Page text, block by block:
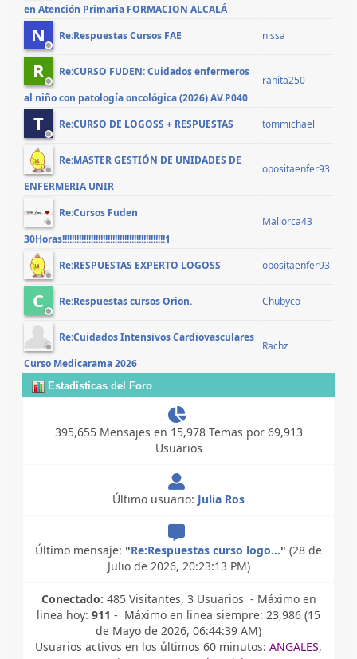
en Atención Primaria FORMACION ALCALÁ
N Re:Respuestas Cursos FAE nissa
R
Re:CURSO FUDEN: Cuidados enfermeros
al niño con patología oncológica (2026) AV.P040
ranita250
T Re:CURSO DE LOGOSS + RESPUESTAS tommichael
Re:MASTER GESTIÓN DE UNIDADES DE
ENFERMERIA UNIR
opositaenfer93
Re:Cursos Fuden
30Horas!!!!!!!!!!!!!!!!!!!!!!!!!!!!!!!!!!!!!!!!!!!1
Mallorca43
Re:RESPUESTAS EXPERTO LOGOSS opositaenfer93
C Re:Respuestas cursos Orion. Chubyco
Re:Cuidados Intensivos Cardiovasculares
Curso Medicarama 2026
Rachz
Estadísticas del Foro
395,655 Mensajes en 15,978 Temas por 69,913
Usuarios
Último usuario: Julia Ros
Último mensaje: "Re:Respuestas curso logo..." (28 de
Julio de 2026, 20:23:13 PM)
Conectado: 485 Visitantes, 3 Usuarios - Máximo en
linea hoy: 911 - Máximo en linea siempre: 23,986 (15
de Mayo de 2026, 06:44:39 AM)
Usuarios activos en los últimos 60 minutos: ANGALES,